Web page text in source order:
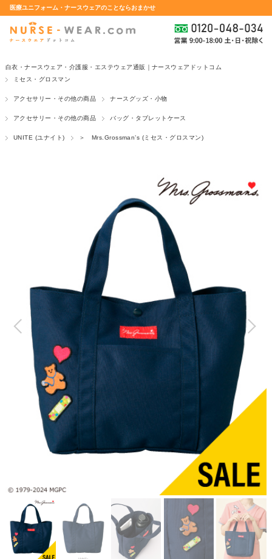
医療ユニフォーム・ナースウェアのことならおまかせ
白衣・ナースウェア・介護服・エステウェア通販｜ナースウェアドットコム
ミセス・グロスマン
アクセサリー・その他の商品 ナースグッズ・小物
アクセサリー・その他の商品 バッグ・タブレットケース
UNITE (ユナイト) ＞ Mrs.Grossman’s (ミセス・グロスマン)